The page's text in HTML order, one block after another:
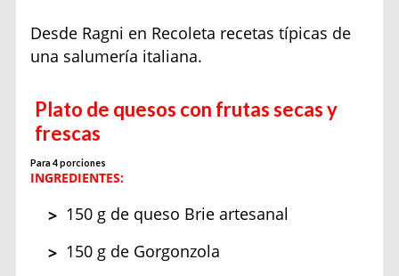
Desde Ragni en Recoleta recetas típicas de
una salumería italiana.
Plato de quesos con frutas secas y
frescas
Para 4 porciones
INGREDIENTES:
150 g de queso Brie artesanal
150 g de Gorgonzola